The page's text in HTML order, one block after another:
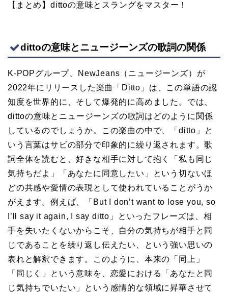
【まとめ】dittoの意味とスラングをマスター！
dittoの意味とニュージーンズの歌詞の関係
K-POPグループ、NewJeans（ニュージーンズ）が
2022年にリリースした楽曲「Ditto」は、この単語の認
知度を世界的に、そして爆発的に高めました。では、
dittoの意味とニュージーンズの歌詞はどのように関係
しているのでしょうか。この楽曲の中で、「ditto」と
いう言葉はサビの部分で印象的に繰り返されます。歌
詞全体を読むと、好きな相手に対して抱く「私も同じ
気持ちだよ」「あなたに同意したい」という切ないほ
どの共感や愛情の表現として使われていることがうか
がえます。例えば、「But I don’t want to lose you, so
I’ll say it again, I say ditto」といったフレーズは、相
手を失いたくないからこそ、自分の気持ちが相手と同
じであることを繰り返し伝えたい、という強い思いの
表れと解釈できます。このように、本来の「同上」
「同じく」という意味を、恋愛における「あなたと同
じ気持ちでいたい」という感情的な領域に昇華させて